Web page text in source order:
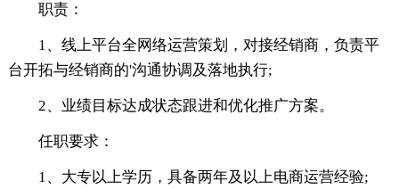
职责：
1、线上平台全网络运营策划，对接经销商，负责平
台开拓与经销商的'沟通协调及落地执行;
2、业绩目标达成状态跟进和优化推广方案。
任职要求：
1、大专以上学历，具备两年及以上电商运营经验;